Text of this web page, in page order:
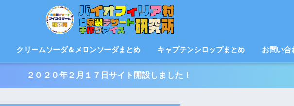
クリームソーダ＆メロンソーダまとめ キャプテンシロップまとめ お問い合
２０２０年２月１７日サイト開設しました！